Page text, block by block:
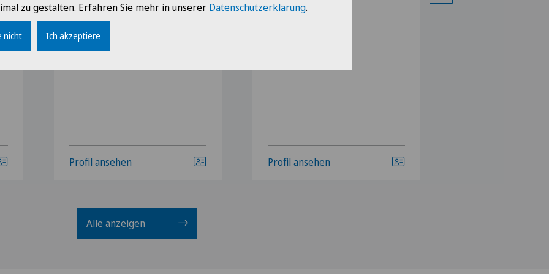
Profil ansehen Profil ansehen
Alle anzeigen
zu gestalten. Erfahren Sie mehr in unserer Datenschutzerklärung.
nicht Ich akzeptiere